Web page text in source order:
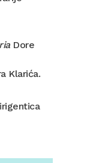
Dore
Klarića.